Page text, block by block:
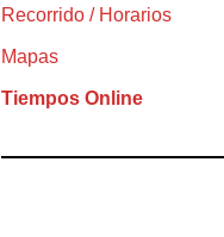
Recorrido / Horarios
Mapas
Tiempos Online